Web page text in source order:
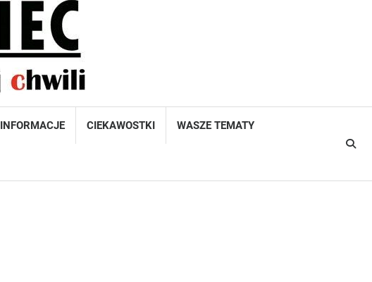
INFORMACJE CIEKAWOSTKI WASZE TEMATY